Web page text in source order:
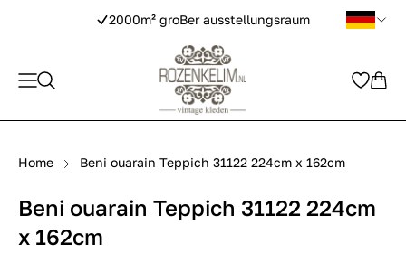
2000m² groBer ausstellungsraum
Home Beni ouarain Teppich 31122 224cm x 162cm
Beni ouarain Teppich 31122 224cm
x 162cm